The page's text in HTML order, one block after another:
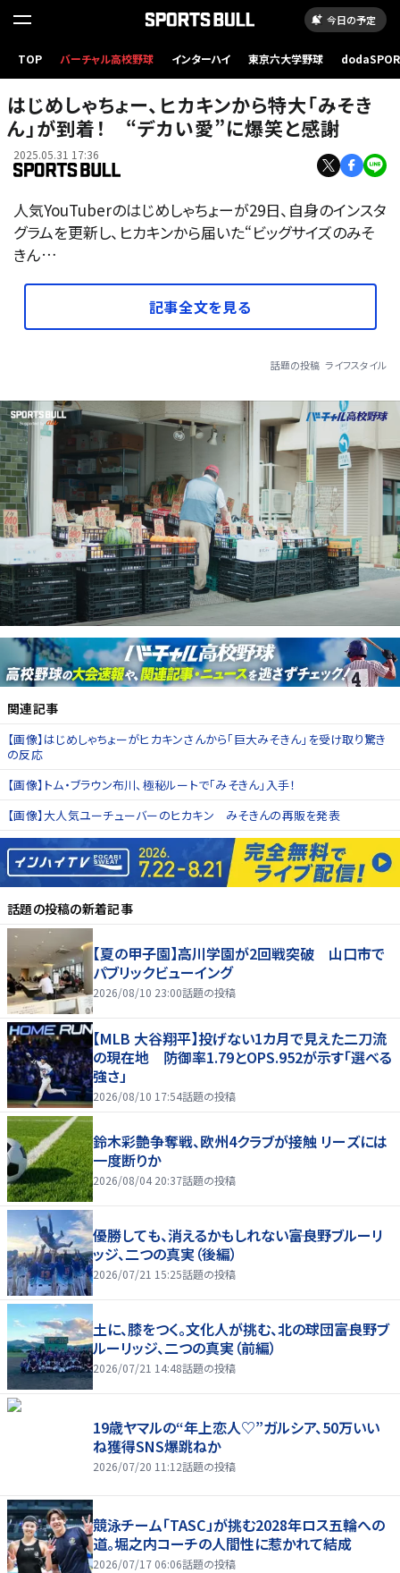
今日の予定
TOP バーチャル高校野球 インターハイ 東京六大学野球
はじめしゃちょー、ヒカキンから特大「みそき
ん」が到着！ “デカい愛”に爆笑と感謝
2025.05.31 17:36
人気YouTuberのはじめしゃちょーが29日、自身のインスタ
グラムを更新し、ヒカキンから届いた“ビッグサイズのみそ
きん…
記事全文を見る
話題の投稿 ライフスタイル
関連記事
【画像】はじめしゃちょーがヒカキンさんから「巨大みそきん」を受け取り驚き
の反応
【画像】トム・ブラウン布川、極秘ルートで「みそきん」入手！
【画像】大人気ユーチューバーのヒカキン みそきんの再販を発表
話題の投稿の新着記事
【夏の甲子園】高川学園が2回戦突破 山口市で
パブリックビューイング
2026/08/10 23:00話題の投稿
【MLB 大谷翔平】投げない1カ月で見えた二刀流
の現在地 防御率1.79とOPS.952が示す「選べる
強さ」
2026/08/10 17:54話題の投稿
鈴木彩艶争奪戦、欧州4クラブが接触 リーズには
一度断りか
2026/08/04 20:37話題の投稿
優勝しても、消えるかもしれない――富良野ブルーリ
ッジ、二つの真実（後編）
2026/07/21 15:25話題の投稿
土に、膝をつく。文化人が挑む、北の球団――富良野ブ
ルーリッジ、二つの真実（前編）
2026/07/21 14:48話題の投稿
19歳ヤマルの“年上恋人♡”ガルシア、50万いい
ね獲得SNS爆跳ねか
2026/07/20 11:12話題の投稿
競泳チーム「TASC」が挑む2028年ロス五輪への
道。堀之内コーチの人間性に惹かれて結成
2026/07/17 06:06話題の投稿